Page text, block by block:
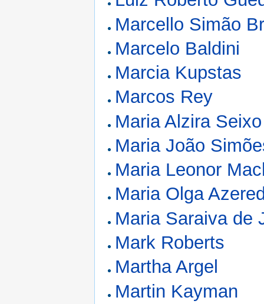
Marcello Simão
Marcelo Baldini
Marcia Kupstas
Marcos Rey
Maria Alzira Seixo
Maria João
Maria Leonor
Maria Olga
Maria Saraiva de
Mark Roberts
Martha Argel
Martin Kayman